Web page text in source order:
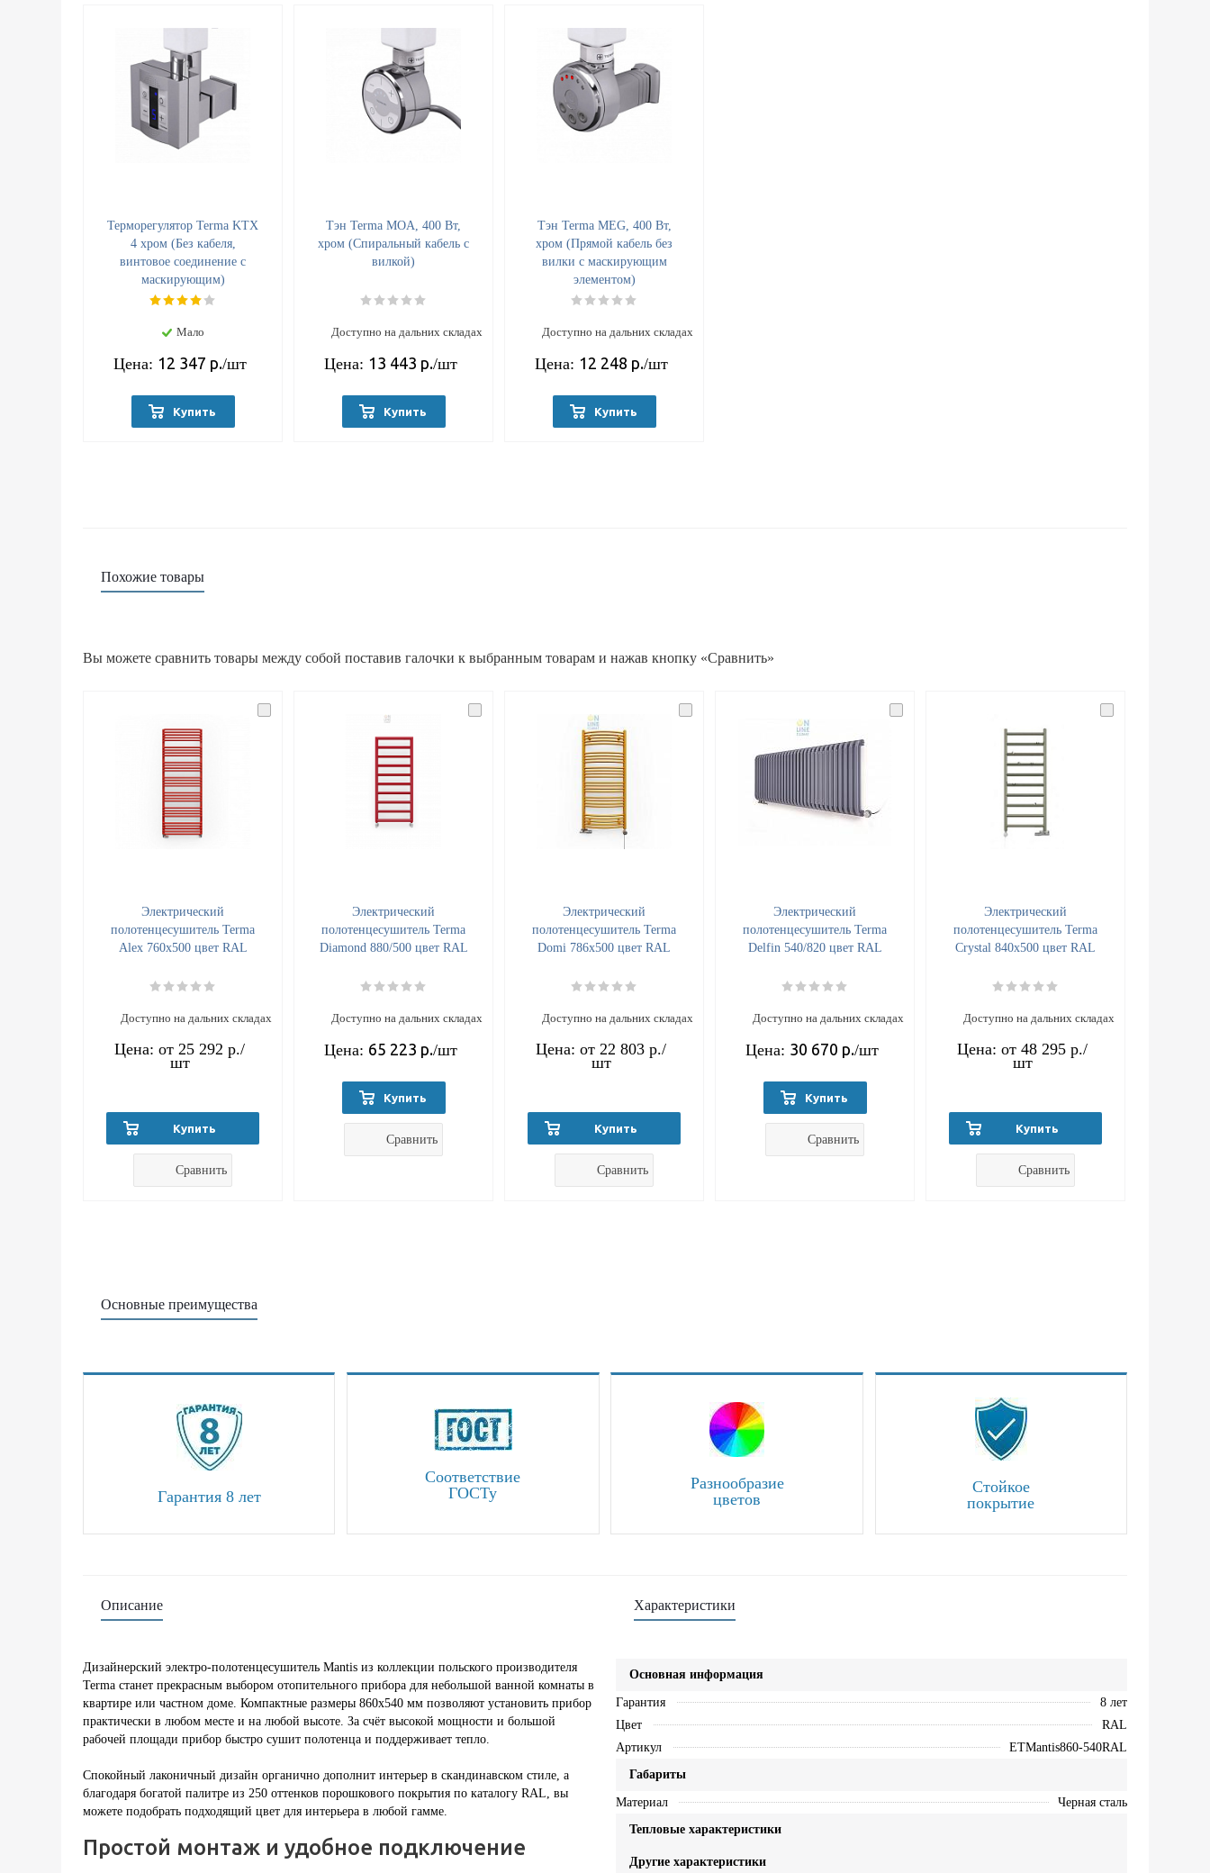
Терморегулятор Terma KTX
4 хром (Без кабеля,
винтовое соединение с
маскирующим)
Мало
Цена: 12 347 р./шт
Купить
Тэн Terma MOA, 400 Вт,
хром (Спиральный кабель с
вилкой)
Доступно на дальних складах
Цена: 13 443 р./шт
Купить
Тэн Terma MEG, 400 Вт,
хром (Прямой кабель без
вилки с маскирующим
элементом)
Доступно на дальних складах
Цена: 12 248 р./шт
Купить
Похожие товары
Вы можете сравнить товары между собой поставив галочки к выбранным товарам и нажав кнопку «Сравнить»
Электрический
полотенцесушитель Terma
Alex 760x500 цвет RAL
Доступно на дальних складах
Цена: от 25 292 р./
шт
Купить
Сравнить
Электрический
полотенцесушитель Terma
Diamond 880/500 цвет RAL
Доступно на дальних складах
Цена: 65 223 р./шт
Купить
Сравнить
Электрический
полотенцесушитель Terma
Domi 786x500 цвет RAL
Доступно на дальних складах
Цена: от 22 803 р./
шт
Купить
Сравнить
Электрический
полотенцесушитель Terma
Delfin 540/820 цвет RAL
Доступно на дальних складах
Цена: 30 670 р./шт
Купить
Сравнить
Электрический
полотенцесушитель Terma
Crystal 840x500 цвет RAL
Доступно на дальних складах
Цена: от 48 295 р./
шт
Купить
Сравнить
Основные преимущества
Гарантия 8 лет
Соответствие
ГОСТу
Разнообразие
цветов
Стойкое
покрытие
Описание
Дизайнерский электро-полотенцесушитель Mantis из коллекции польского производителя
Terma станет прекрасным выбором отопительного прибора для небольшой ванной комнаты в
квартире или частном доме. Компактные размеры 860x540 мм позволяют установить прибор
практически в любом месте и на любой высоте. За счёт высокой мощности и большой
рабочей площади прибор быстро сушит полотенца и поддерживает тепло.
Спокойный лаконичный дизайн органично дополнит интерьер в скандинавском стиле, а
благодаря богатой палитре из 250 оттенков порошкового покрытия по каталогу RAL, вы
можете подобрать подходящий цвет для интерьера в любой гамме.
Простой монтаж и удобное подключение
Характеристики
Основная информация
Гарантия
8 лет
Цвет
RAL
Артикул
ETMantis860-540RAL
Габариты
Материал
Черная сталь
Тепловые характеристики
Другие характеристики